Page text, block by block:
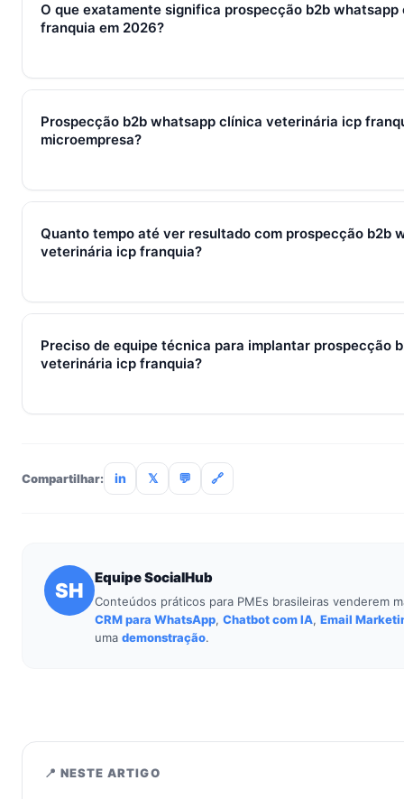
O que exatamente significa prospecção b2b
franquia em 2026?
Em 2026, prospecção b2b whatsapp clínica veterinária icp
fechamento e pós-venda em um fluxo único. Em PMEs
WhatsApp + CRM + IA — três pilares que se reforçam.
Prospecção b2b whatsapp clínica veterinária icp
microempresa?
Sim — e quanto antes melhor. Implantar prospecção b2b
começa em R$ 197/mês com 7 dias grátis sem cartão.
Quanto tempo até ver resultado com prospecção b2b
veterinária icp franquia?
Métricas de processo (tempo de resposta, follow-up)
Preciso de equipe técnica para implantar prospecção
veterinária icp franquia?
Compartilhar: in 𝕏 💬 🔗
SH
Equipe SocialHub
Conteúdos práticos para PMEs brasileiras venderem
CRM para WhatsApp, Chatbot com IA, Email
uma demonstração.
📍 NESTE ARTIGO